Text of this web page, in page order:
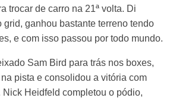
trocar de carro na 21ª volta. Di
grid, ganhou bastante terreno tendo
e com isso passou por todo mundo.
Sam Bird para trás nos boxes,
pista e consolidou a vitória com
Heidfeld completou o pódio,